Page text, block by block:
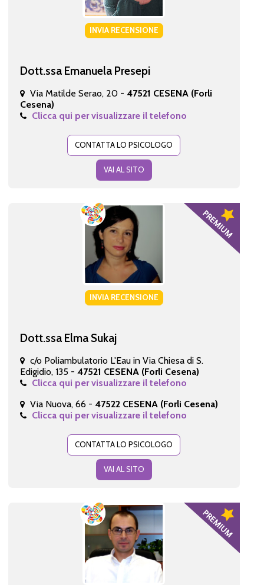
INVIA RECENSIONE
Dott.ssa Emanuela Presepi
Via Matilde Serao, 20 - 47521 CESENA (Forli
Cesena)
Clicca qui per visualizzare il telefono
CONTATTA LO PSICOLOGO
VAI AL SITO
INVIA RECENSIONE
Dott.ssa Elma Sukaj
c/o Poliambulatorio L'Eau in Via Chiesa di S.
Edigidio, 135 - 47521 CESENA (Forli Cesena)
Clicca qui per visualizzare il telefono
Via Nuova, 66 - 47522 CESENA (Forli Cesena)
Clicca qui per visualizzare il telefono
CONTATTA LO PSICOLOGO
VAI AL SITO